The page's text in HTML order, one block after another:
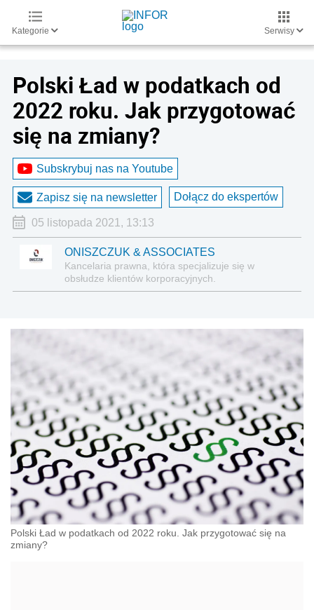
Kategorie Serwisy
Polski Ład w podatkach od
2022 roku. Jak przygotować
się na zmiany?
Subskrybuj nas na Youtube
Zapisz się na newsletter Dołącz do ekspertów
05 listopada 2021, 13:13
ONISZCZUK & ASSOCIATES
Kancelaria prawna, która specjalizuje się w
obsłudze klientów korporacyjnych.
Polski Ład w podatkach od 2022 roku. Jak przygotować się na
zmiany?